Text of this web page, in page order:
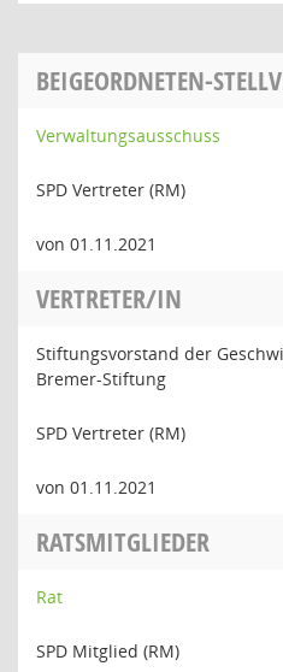
BEIGEORDNETEN-
Verwaltungsausschuss
SPD Vertreter (RM)
von 01.11.2021
VERTRETER/IN
Stiftungsvorstand der
Bremer-Stiftung
SPD Vertreter (RM)
von 01.11.2021
RATSMITGLIEDER
Rat
SPD Mitglied (RM)